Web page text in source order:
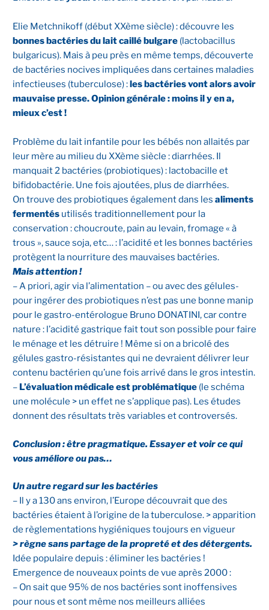
Elie Metchnikoff (début XXème siècle) : découvre les
bonnes bactéries du lait caillé bulgare (lactobacillus
bulgaricus). Mais à peu près en même temps, découverte
de bactéries nocives impliquées dans certaines maladies
infectieuses (tuberculose) :les bactéries vont alors avoir
mauvaise presse. Opinion générale : moins il y en a,
mieux c’est !
Problème du lait infantile pour les bébés non allaités par
leur mère au milieu du XXème siècle : diarrhées. Il
manquait 2 bactéries (probiotiques) : lactobacille et
bifidobactérie. Une fois ajoutées, plus de diarrhées.
On trouve des probiotiques également dans lesaliments
fermentés utilisés traditionnellement pour la
conservation : choucroute, pain au levain, fromage « à
trous », sauce soja, etc… : l’acidité et les bonnes bactéries
protègent la nourriture des mauvaises bactéries.
Mais attention !
– A priori, agir via l’alimentation – ou avec des gélules-
pour ingérer des probiotiques n’est pas une bonne manip
pour le gastro-entérologue Bruno DONATINI, car contre
nature : l’acidité gastrique fait tout son possible pour faire
le ménage et les détruire ! Même si on a bricolé des
gélules gastro-résistantes qui ne devraient délivrer leur
contenu bactérien qu’une fois arrivé dans le gros intestin.
– L’évaluation médicale est problématique (le schéma
une molécule > un effet ne s’applique pas). Les études
donnent des résultats très variables et controversés.
Conclusion : être pragmatique. Essayer et voir ce qui
vous améliore ou pas…
Un autre regard sur les bactéries
– Il y a 130 ans environ, l’Europe découvrait que des
bactéries étaient à l’origine de la tuberculose. > apparition
de règlementations hygiéniques toujours en vigueur
> règne sans partage de la propreté et des détergents.
Idée populaire depuis : éliminer les bactéries !
Emergence de nouveaux points de vue après 2000 :
– On sait que 95% de nos bactéries sont inoffensives
pour nous et sont même nos meilleurs alliées